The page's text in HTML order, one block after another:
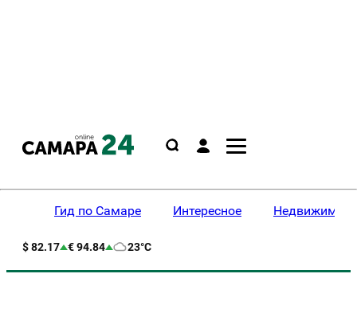
Гид по Самаре Интересное
$ 82.17 € 94.84 23°C